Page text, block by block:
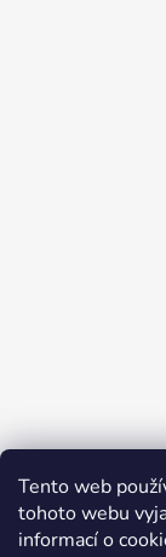
Tento web
tohoto webu
informací o